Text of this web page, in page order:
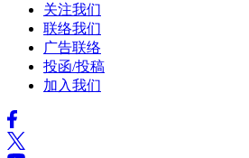
关注我们
联络我们
广告联络
投函/投稿
加入我们